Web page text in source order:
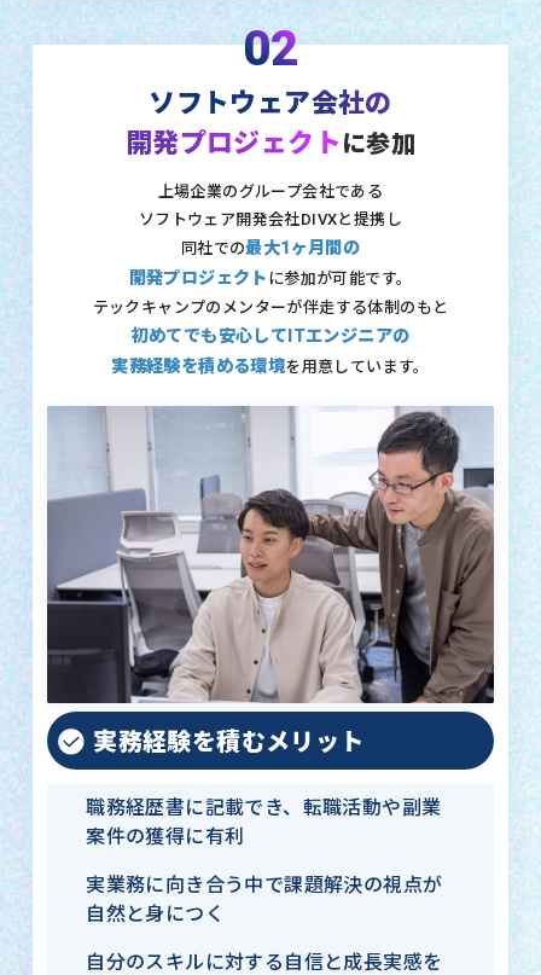
02
ソフトウェア会社の
開発プロジェクト に参加
上場企業のグループ会社である
ソフトウェア開発会社DIVXと提携し
同社での最大1ヶ月間の
開発プロジェクト に参加が可能です。
テックキャンプのメンターが伴走する体制のもと
初めてでも安心してITエンジニアの
実務経験を積める環境を用意しています。
実務経験を積むメリット
職務経歴書に記載でき、転職活動や副業
案件の獲得に有利
実業務に向き合う中で課題解決の視点が
自然と身につく
自分のスキルに対する自信と成長実感を